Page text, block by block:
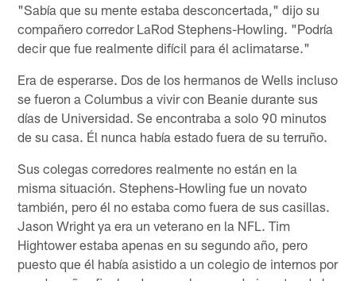
"Sabía que su mente estaba desconcertada," dijo su
compañero corredor LaRod Stephens-Howling. "Podría
decir que fue realmente difícil para él aclimatarse."
Era de esperarse. Dos de los hermanos de Wells incluso
se fueron a Columbus a vivir con Beanie durante sus
días de Universidad. Se encontraba a solo 90 minutos
de su casa. Él nunca había estado fuera de su terruño.
Sus colegas corredores realmente no están en la
misma situación. Stephens-Howling fue un novato
también, pero él no estaba como fuera de sus casillas.
Jason Wright ya era un veterano en la NFL. Tim
Hightower estaba apenas en su segundo año, pero
puesto que él había asistido a un colegio de internos por